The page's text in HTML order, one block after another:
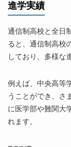
進学実績
通信制高校と全日
ると、通信制高校
しており、多様な
例えば、中央高等
うことができ、さ
に医学部や難関大
れます。